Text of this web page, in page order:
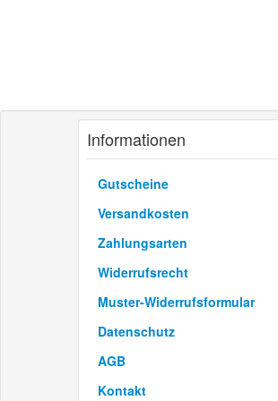
Informationen
Gutscheine
Versandkosten
Zahlungsarten
Widerrufsrecht
Muster-Widerrufsformular
Datenschutz
AGB
Kontakt